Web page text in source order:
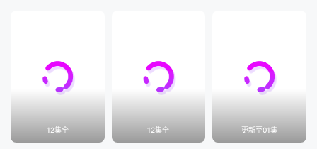
12集全 12集全 更新至01集